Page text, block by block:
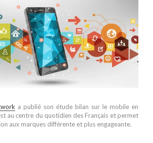
a publié son étude bilan sur le mobile en
au centre du quotidien des Français et permet
aux marques différente et plus engageante.